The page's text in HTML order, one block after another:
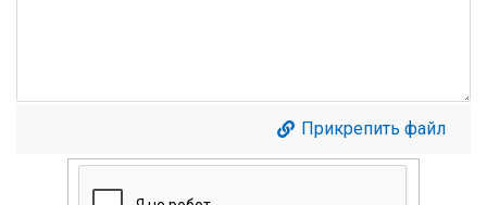
Прикрепить файл